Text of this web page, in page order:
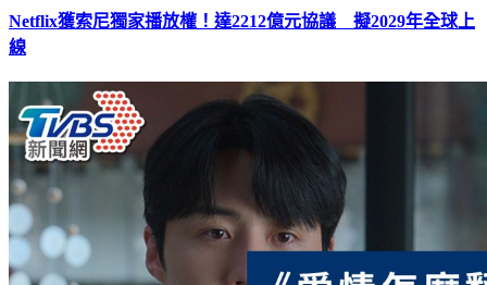
Netflix獲索尼獨家播放權！達2212億元協議 擬2029年全球上
線